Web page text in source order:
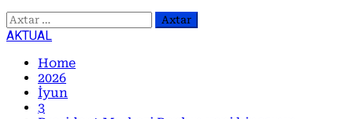
Axtarış:
AKTUAL
Home
2026
İyun
3